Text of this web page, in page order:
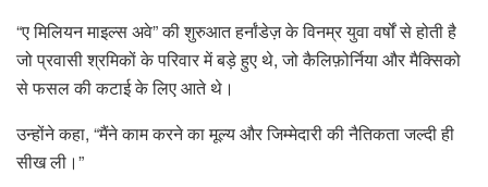
“ए मिलियन माइल्स अवे” की शुरुआत हर्नांडेज़ के विनम्र युवा वर्षों से होती है
जो प्रवासी श्रमिकों के परिवार में बड़े हुए थे, जो कैलिफ़ोर्निया और मैक्सिको
से फसल की कटाई के लिए आते थे।
उन्होंने कहा, “मैंने काम करने का मूल्य और जिम्मेदारी की नैतिकता जल्दी ही
सीख ली।”